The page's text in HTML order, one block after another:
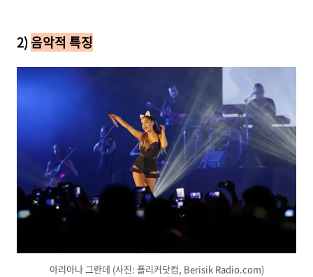
2)음악적 특징
아리아나 그란데 (사진: 플리커닷컴, Berisik Radio.com)